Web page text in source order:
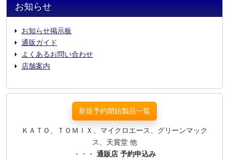
お知らせ
お知らせ掲示板
通販ガイド
よくあるお問い合わせ
店舗案内
新規予約開始製品一覧
ＫＡＴＯ、ＴＯＭＩＸ、マイクロエース、グリーンマック
ス、天賞堂 他
・・・ 通販店 予約申込み